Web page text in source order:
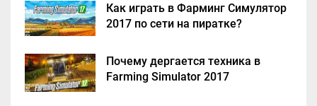
Как играть в Фарминг Симулятор
2017 по сети на пиратке?
Почему дергается техника в
Farming Simulator 2017